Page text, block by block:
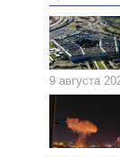
9 августа